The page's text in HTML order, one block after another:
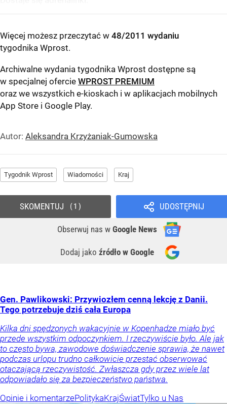
Więcej możesz przeczytać w 48/2011 wydaniu
tygodnika Wprost.
Archiwalne wydania tygodnika Wprost dostępne są
w specjalnej ofercie WPROST PREMIUM
oraz we wszystkich e-kioskach i w aplikacjach mobilnych
App Store i Google Play.
Autor: Aleksandra Krzyżaniak-Gumowska
Tygodnik Wprost Wiadomości Kraj
UDOSTĘPNIJ
Obserwuj nas w Google News
Dodaj jako źródło w Google
SKOMENTUJ 1
Gen. Pawlikowski: Przywiozłem cenną lekcję z Danii.
Tego potrzebuje dziś cała Europa
Kilka dni spędzonych wakacyjnie w Kopenhadze miało być
przede wszystkim odpoczynkiem. I rzeczywiście było. Ale jak
to często bywa, zawodowe doświadczenie sprawia, że nawet
podczas urlopu trudno całkowicie przestać obserwować
otaczającą rzeczywistość. Zwłaszcza gdy przez wiele lat
odpowiadało się za bezpieczeństwo państwa.
Opinie i komentarzePolitykaKrajŚwiatTylko u Nas